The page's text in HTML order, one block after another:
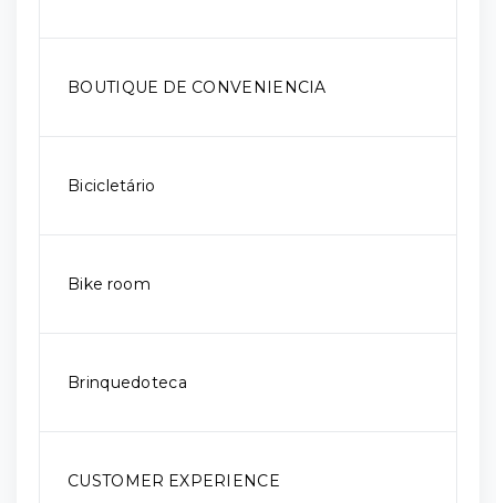
BOUTIQUE DE CONVENIENCIA
Bicicletário
Bike room
Brinquedoteca
CUSTOMER EXPERIENCE